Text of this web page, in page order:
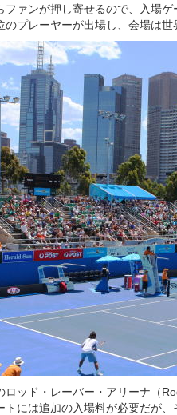
ファンが押し寄せるので、入場
のプレーヤーが出場し、会場は世
ロッド・レーバー・アリーナ（
トには追加の入場料が必要だが